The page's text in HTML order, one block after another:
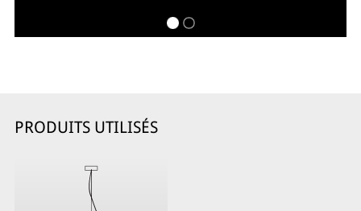
PRODUITS UTILISÉS